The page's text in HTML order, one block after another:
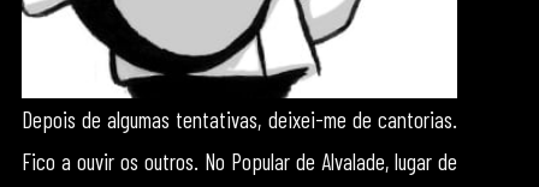
Depois de algumas tentativas, deixei-me de cantorias.
Fico a ouvir os outros. No Popular de Alvalade, lugar de